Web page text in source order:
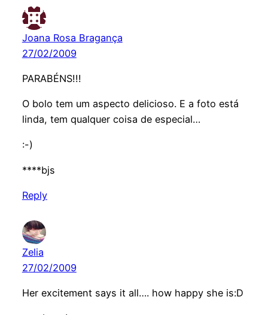
Joana Rosa Bragança
27/02/2009
PARABÉNS!!!
O bolo tem um aspecto delicioso. E a foto está
linda, tem qualquer coisa de especial…
:-)
****bjs
Reply
Zelia
27/02/2009
Her excitement says it all…. how happy she is:D